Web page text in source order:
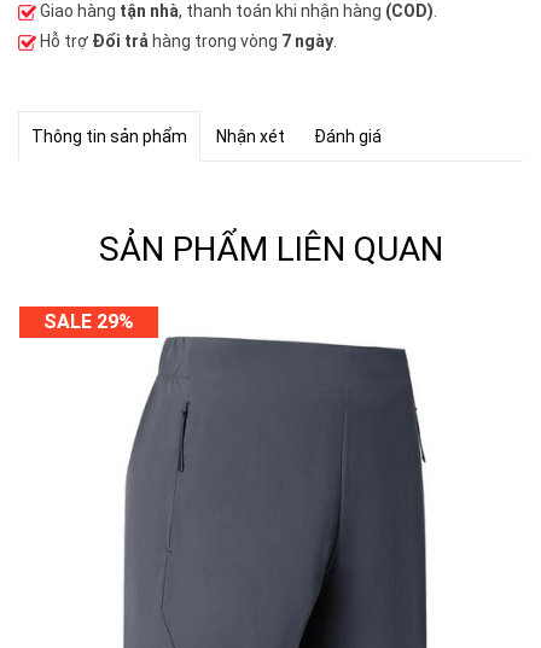
Giao hàng tận nhà, thanh toán khi nhận hàng (COD).
Hỗ trợ Đổi trả hàng trong vòng 7 ngày
Thông tin sản phẩm Nhận xét Đánh giá
SẢN PHẨM LIÊN QUAN
SALE 29%